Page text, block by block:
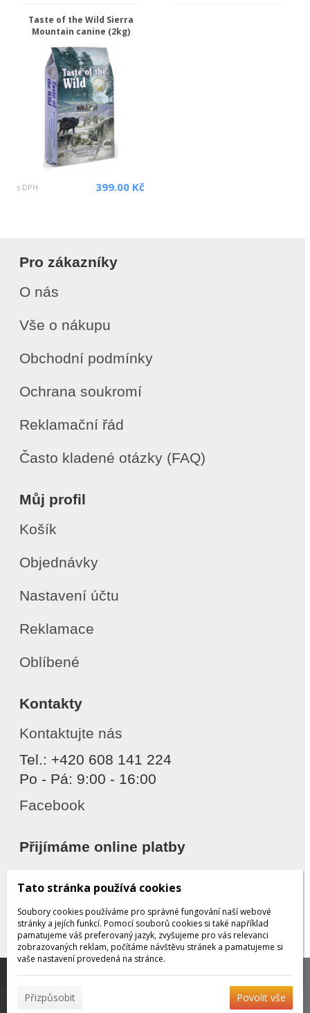
Taste of the Wild Sierra
Mountain canine (2kg)
s DPH 399.00 Kč
Pro zákazníky
O nás
Vše o nákupu
Obchodní podmínky
Ochrana soukromí
Reklamační řád
Často kladené otázky (FAQ)
Můj profil
Košík
Objednávky
Nastavení účtu
Reklamace
Oblíbené
Kontakty
Kontaktujte nás
Tel.: +420 608 141 224
Po - Pá: 9:00 - 16:00
Facebook
Přijímáme online platby
Děkujeme za důvěru
© 2026 WEXBO | |Přihlásit
pomáhají poskytovat služby. Používáním našich služeb
vyjadřujete souhlas s používáním souborů cookies.Více
✖
Tato stránka používá cookies
Soubory cookies používáme pro správné fungování naší webové
stránky a jejích funkcí. Pomocí souborů cookies si také například
pamatujeme váš preferovaný jazyk, zvyšujeme pro vás relevanci
zobrazovaných reklam, počítáme návštěvu stránek a pamatujeme si
vaše nastavení provedená na stránce.
Přizpůsobit Povolit vše